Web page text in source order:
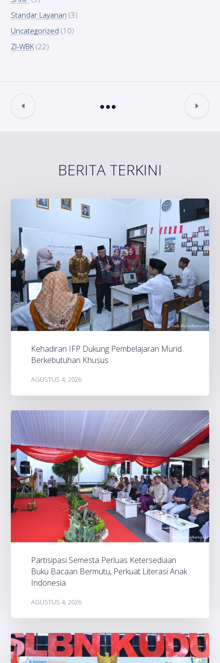
Standar Layanan (3)
Uncategorized (10)
ZI-WBK (22)
BERITA TERKINI
Kehadiran IFP Dukung Pembelajaran Murid
Berkebutuhan Khusus
AGUSTUS 4, 2026
Partisipasi Semesta Perluas Ketersediaan
Buku Bacaan Bermutu, Perkuat Literasi Anak
Indonesia
AGUSTUS 4, 2026